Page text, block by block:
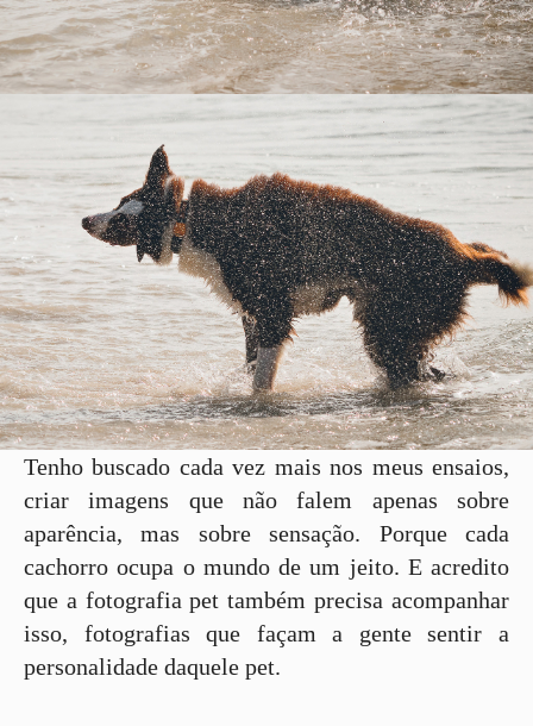
Tenho buscado cada vez mais nos meus ensaios,
criar imagens que não falem apenas sobre
aparência, mas sobre sensação. Porque cada
cachorro ocupa o mundo de um jeito. E acredito
que a fotografia pet também precisa acompanhar
isso, fotografias que façam a gente sentir a
personalidade daquele pet.